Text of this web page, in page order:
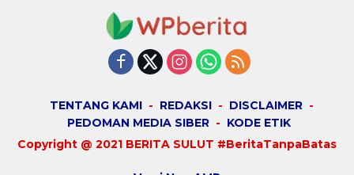
TENTANG KAMI REDAKSI
DISCLAIMER
PEDOMAN MEDIA SIBER
KODE ETIK
Copyright @ 2021 BERITA SULUT #BeritaTanpaBatas